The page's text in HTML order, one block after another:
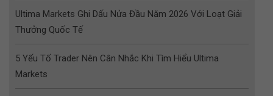
Ultima Markets Ghi Dấu Nửa Đầu Năm 2026 Với Loạt Giải
Thưởng Quốc Tế
5 Yếu Tố Trader Nên Cân Nhắc Khi Tìm Hiểu Ultima
Markets